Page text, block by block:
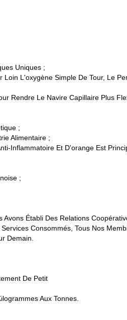
Uniques ;
L'oxygène Simple De Tour, Le
Rendre Le Navire Capillaire Plus
;
Alimentaire ;
Inflammatoire Et D'orange Est
;
Établi Des Relations
Consommés, Tous Nos
Demain.
De Petit
Aux Tonnes.